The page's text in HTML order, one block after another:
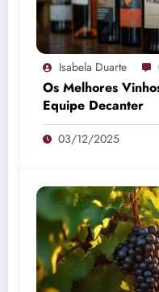
Isabela Duarte
Os Melhores
Equipe Decanter
03/12/2025